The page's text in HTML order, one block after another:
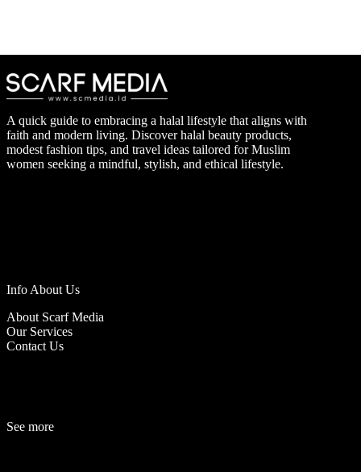
A quick guide to embracing a halal lifestyle that aligns with
faith and modern living. Discover halal beauty products,
modest fashion tips, and travel ideas tailored for Muslim
women seeking a mindful, stylish, and ethical lifestyle.
Info About Us
About Scarf Media
Our Services
Contact Us
See more